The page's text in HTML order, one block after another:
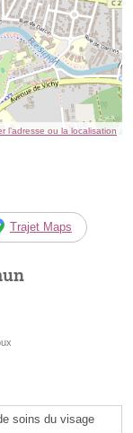
l’adresse ou la localisation
Trajet Maps
soins du visage